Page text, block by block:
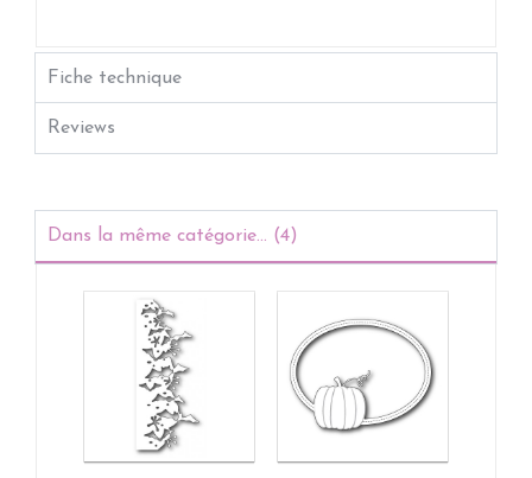
Fiche technique
Reviews
Dans la même catégorie... (4)